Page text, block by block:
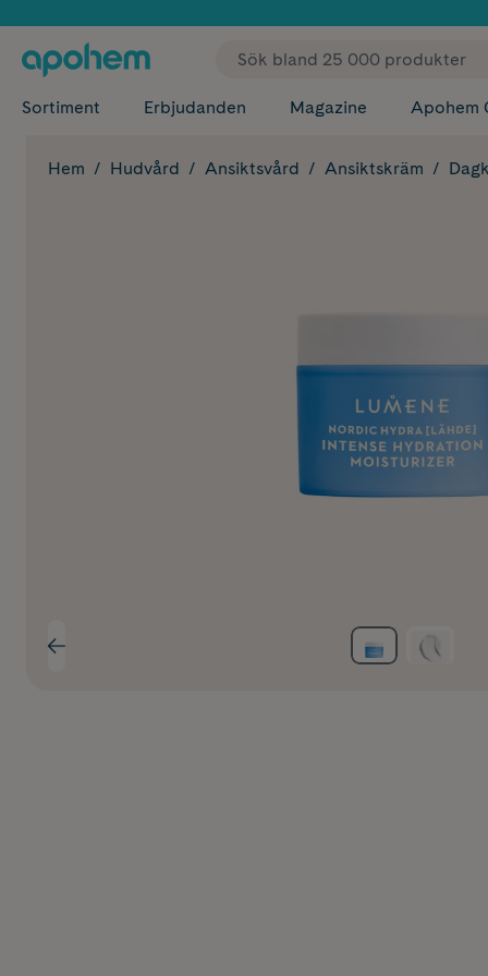
✓ Fri
Sortiment Erbjudanden Magazine Apohem
Hem Hudvård Ansiktsvård Ansiktskräm